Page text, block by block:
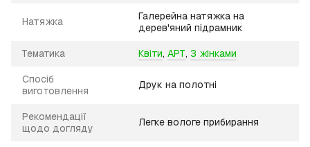
Натяжка
Галерейна натяжка на
дерев'яний підрамник
Тематика Квіти, АРТ, З жінками
Спосіб
виготовлення
Друк на полотні
Рекомендації
щодо догляду
Легке вологе прибирання